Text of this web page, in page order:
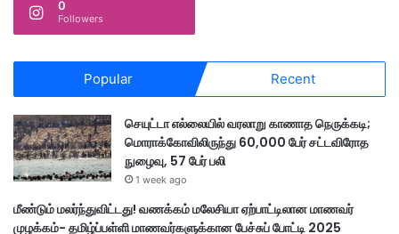
0
Followers
Popular Recent
செயுட்டா எல்லையில் வரலாறு காணாத நெருக்கடி;
மொராக்கோவிலிருந்து 60,000 பேர் சட்டவிரோத
நுழைவு, 57 பேர் பலி
1 week ago
மீண்டும் மலர்ந்துவிட்டது! வணக்கம் மலேசியா ஏற்பாட்டிலான மாணவர்
முழக்கம்- தமிழ்ப்பள்ளி மாணவர்களுக்கான பேச்சுப் போட்டி 2025